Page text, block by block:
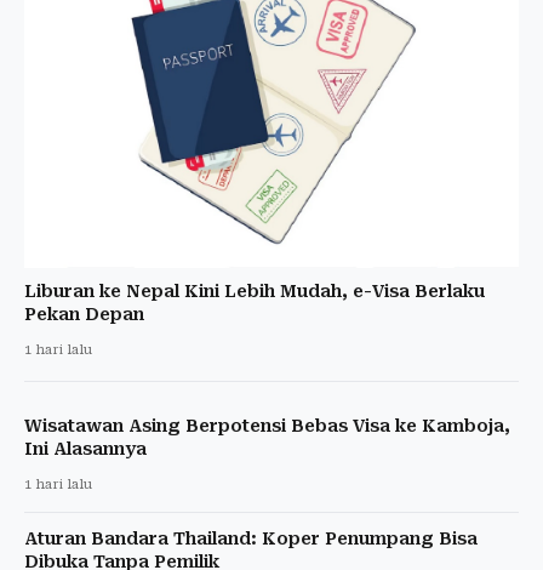
Liburan ke Nepal Kini Lebih Mudah, e-Visa Berlaku
Pekan Depan
1 hari lalu
Wisatawan Asing Berpotensi Bebas Visa ke Kamboja,
Ini Alasannya
1 hari lalu
Aturan Bandara Thailand: Koper Penumpang Bisa
Dibuka Tanpa Pemilik